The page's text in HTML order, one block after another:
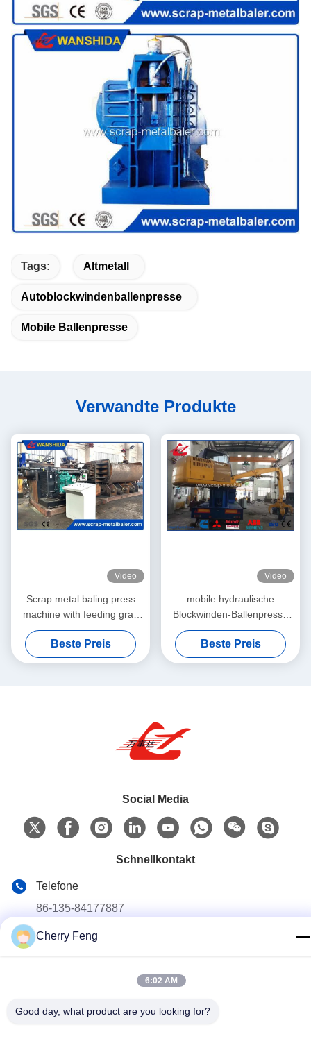
Tags: Altmetall
Autoblockwindenballenpresse
Mobile Ballenpresse
Verwandte Produkte
Video
Scrap metal baling press
machine with feeding grab
for waste aluminum profile
light scrap metal
Beste Preis
Video
mobile hydraulische
Blockwinden-Ballenpresse
des Metallabfall-86kW mit
Fernbedienung
Beste Preis
Social Media
Schnellkontakt
Telefone
86-135-84177887
E-Mail
sales@balerofchina.com
Cherry Feng
6:02 AM
Good day, what product are you looking for?